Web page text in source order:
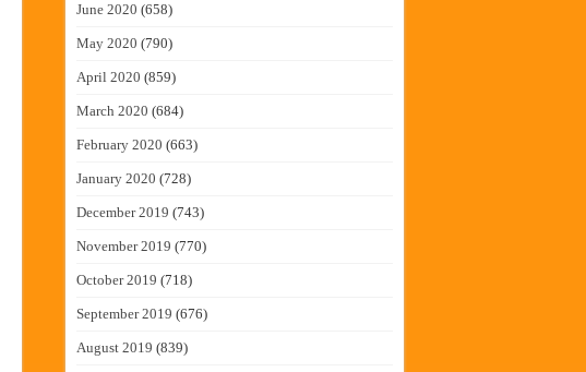
June 2020 (658)
May 2020 (790)
April 2020 (859)
March 2020 (684)
February 2020 (663)
January 2020 (728)
December 2019 (743)
November 2019 (770)
October 2019 (718)
September 2019 (676)
August 2019 (839)